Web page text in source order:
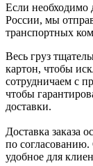
Если необходимо
России, мы
транспортных
Весь груз
картон, чтобы
сотрудничаем с
чтобы
доставки.
Доставка заказа
по согласованию.
удобное для